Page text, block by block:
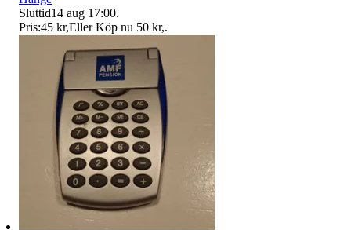
Sluttid14 aug 17:00.
Pris:45 kr,Eller Köp nu 50 kr,.